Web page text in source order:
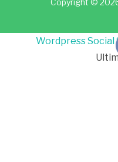
Copyright ©
Wordpress Social